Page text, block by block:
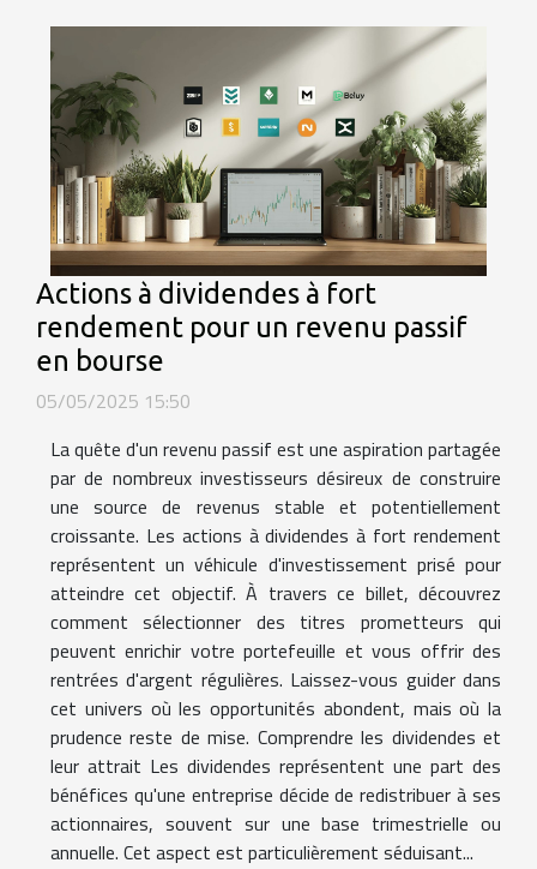
Actions à dividendes à fort
rendement pour un revenu passif
en bourse
05/05/2025 15:50
La quête d'un revenu passif est une aspiration partagée
par de nombreux investisseurs désireux de construire
une source de revenus stable et potentiellement
croissante. Les actions à dividendes à fort rendement
représentent un véhicule d'investissement prisé pour
atteindre cet objectif. À travers ce billet, découvrez
comment sélectionner des titres prometteurs qui
peuvent enrichir votre portefeuille et vous offrir des
rentrées d'argent régulières. Laissez-vous guider dans
cet univers où les opportunités abondent, mais où la
prudence reste de mise. Comprendre les dividendes et
leur attrait Les dividendes représentent une part des
bénéfices qu'une entreprise décide de redistribuer à ses
actionnaires, souvent sur une base trimestrielle ou
annuelle. Cet aspect est particulièrement séduisant...